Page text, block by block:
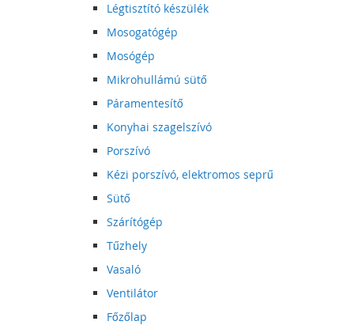
Légtisztító készülék
Mosogatógép
Mosógép
Mikrohullámú sütő
Páramentesítő
Konyhai szagelszívó
Porszívó
Kézi porszívó, elektromos seprű
Sütő
Szárítógép
Tűzhely
Vasaló
Ventilátor
Főzőlap